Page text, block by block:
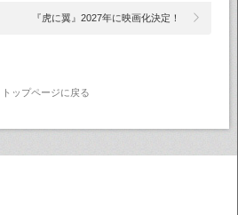
『虎に翼』2027年に映画化決定！
トップページに戻る